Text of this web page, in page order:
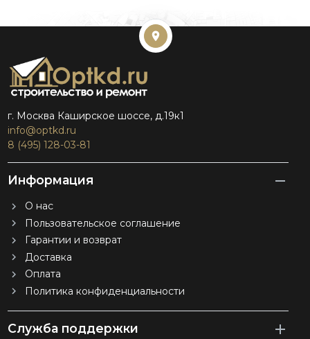
г. Москва Каширское шоссе, д.19к1
info@optkd.ru
8 (495) 128-03-81
Информация
О нас
Пользовательское соглашение
Гарантии и возврат
Доставка
Оплата
Политика конфиденциальности
Служба поддержки